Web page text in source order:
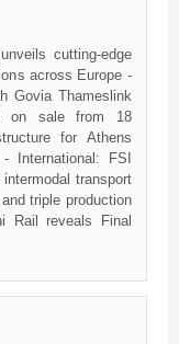
cutting-edge
across Europe -
Govia Thameslink
on sale from 18
for Athens
International: FSI
transport
triple production
Rail reveals Final